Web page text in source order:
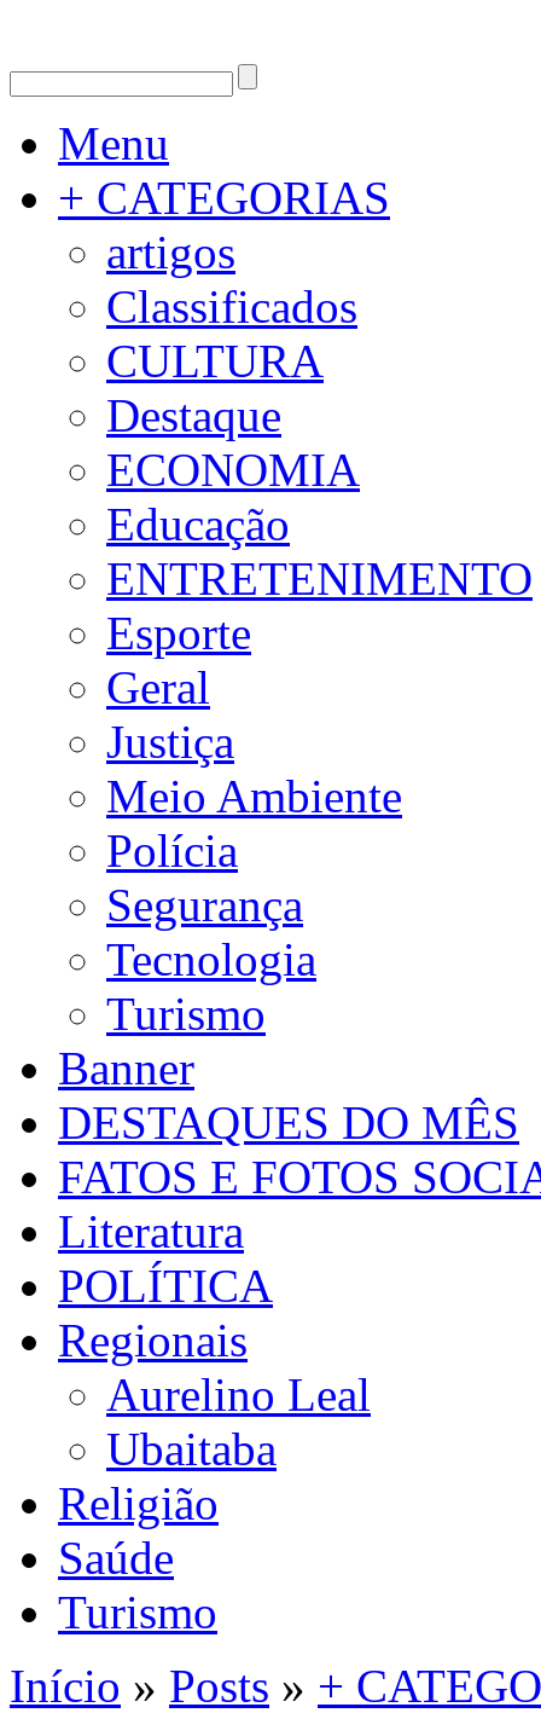
Menu
+ CATEGORIAS
artigos
Classificados
CULTURA
Destaque
ECONOMIA
Educação
ENTRETENIMENTO
Esporte
Geral
Justiça
Meio Ambiente
Polícia
Segurança
Tecnologia
Turismo
Banner
DESTAQUES DO MÊS
FATOS E FOTOS
Literatura
POLÍTICA
Regionais
Aurelino Leal
Ubaitaba
Religião
Saúde
Turismo
Início » Posts » +